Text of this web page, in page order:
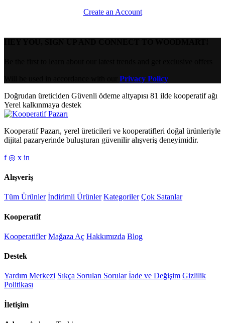
Create an Account
Privacy Policy
Doğrudan üreticiden Güvenli ödeme altyapısı 81 ilde kooperatif ağı
Yerel kalkınmaya destek
Kooperatif Pazarı, yerel üreticileri ve kooperatifleri doğal ürünleriyle
dijital pazaryerinde buluşturan güvenilir alışveriş deneyimidir.
f ◎ x in
Alışveriş
Tüm Ürünler İndirimli Ürünler Kategoriler Çok Satanlar
Kooperatif
Kooperatifler Mağaza Aç Hakkımızda Blog
Destek
Yardım Merkezi Sıkça Sorulan Sorular İade ve Değişim Gizlilik
Politikası
İletişim